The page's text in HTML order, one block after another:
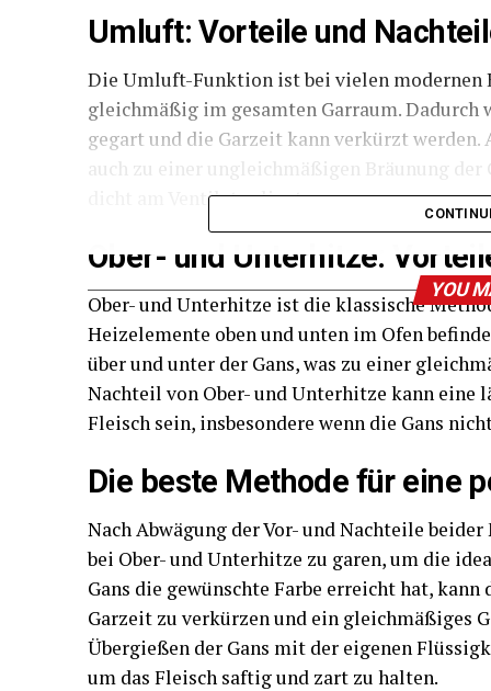
Umluft: Vorteile und
Die Umluft-Funktion ist bei vielen modernen
gleichmäßig im gesamten Garraum.
gegart und die Garzeit kann verkürzt
auch zu einer ungleichmäßigen Bräunung
dicht am Ventilator liegt.
Ober- und Unterhitze:
Ober- und Unterhitze ist die klassische
Heizelemente oben und unten im Ofen
über und unter der Gans, was zu einer
Nachteil von Ober- und Unterhitze kann eine
Fleisch sein, insbesondere wenn die Gans
Die beste Methode für eine
Nach Abwägung der Vor- und Nachteile
bei Ober- und Unterhitze zu garen, um die
Gans die gewünschte Farbe erreicht hat,
Garzeit zu verkürzen und ein gleichmäßiges
Übergießen der Gans mit der eigenen
um das Fleisch saftig und zart zu halten.
YOU